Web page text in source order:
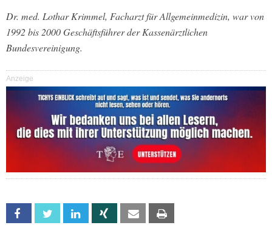
Dr. med. Lothar Krimmel, Facharzt für Allgemeinmedizin, war von
1992 bis 2000 Geschäftsführer der Kassenärztlichen
Bundesvereinigung.
Anzeige
Facebook Twitter Linkedin Xing Email